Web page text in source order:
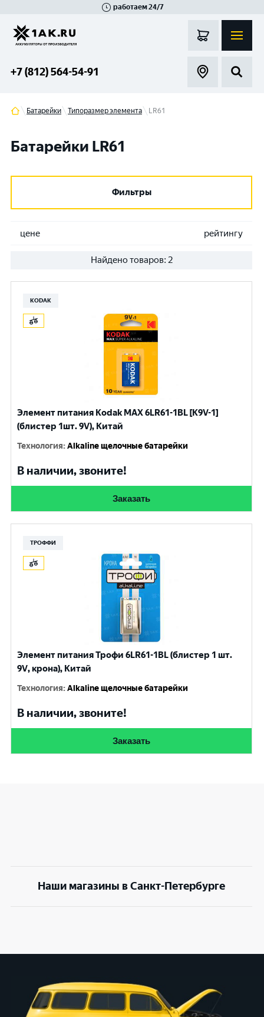
работаем 24/7
+7 (812) 564-54-91
Батарейки Типоразмер элемента LR61
Батарейки LR61
Фильтры
цене рейтингу
Найдено товаров: 2
KODAK
Элемент питания Kodak MAX 6LR61-1BL [K9V-1]
(блистер 1шт. 9V), Китай
Технология:Alkaline щелочные батарейки
В наличии, звоните!
Заказать
ТРОФФИ
Элемент питания Трофи 6LR61-1BL (блистер 1 шт.
9V, крона), Китай
Технология:Alkaline щелочные батарейки
В наличии, звоните!
Заказать
Наши магазины в Санкт-Петербурге
Гатчина